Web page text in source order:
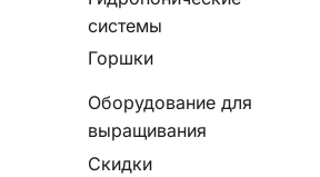
системы
Горшки
Оборудование для
выращивания
Скидки